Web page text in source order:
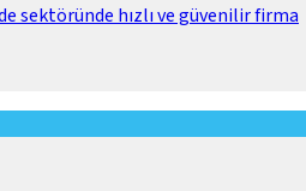
sektöründe hızlı ve güvenilir firma